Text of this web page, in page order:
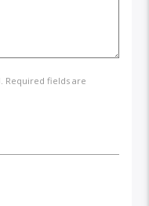
Required fields are